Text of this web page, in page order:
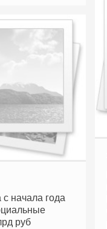
начала года
руб